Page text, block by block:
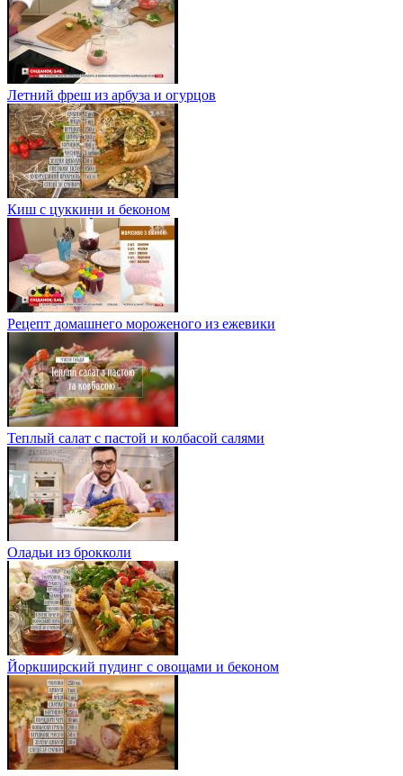
Летний фреш из арбуза и огурцов
Киш с цуккини и беконом
Рецепт домашнего мороженого из ежевики
Теплый салат с пастой и колбасой салями
Оладьи из брокколи
Йоркширский пудинг с овощами и беконом